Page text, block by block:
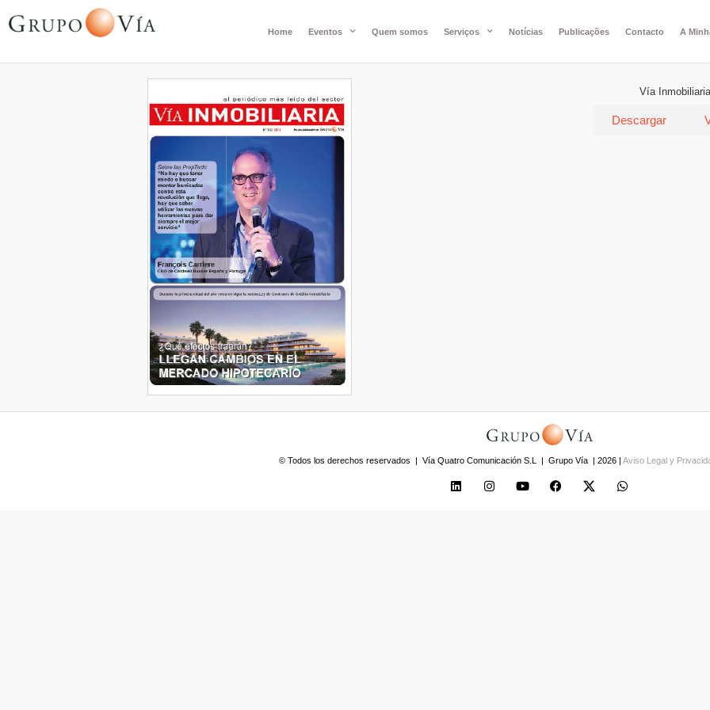
Home Eventos Quem somos Serviços Notícias Publicações Contacto A
Vía
Descargar
© Todos los derechos reservados | Vía Quatro Comunicación S.L | Grupo Vía | 2026 | Aviso Legal y